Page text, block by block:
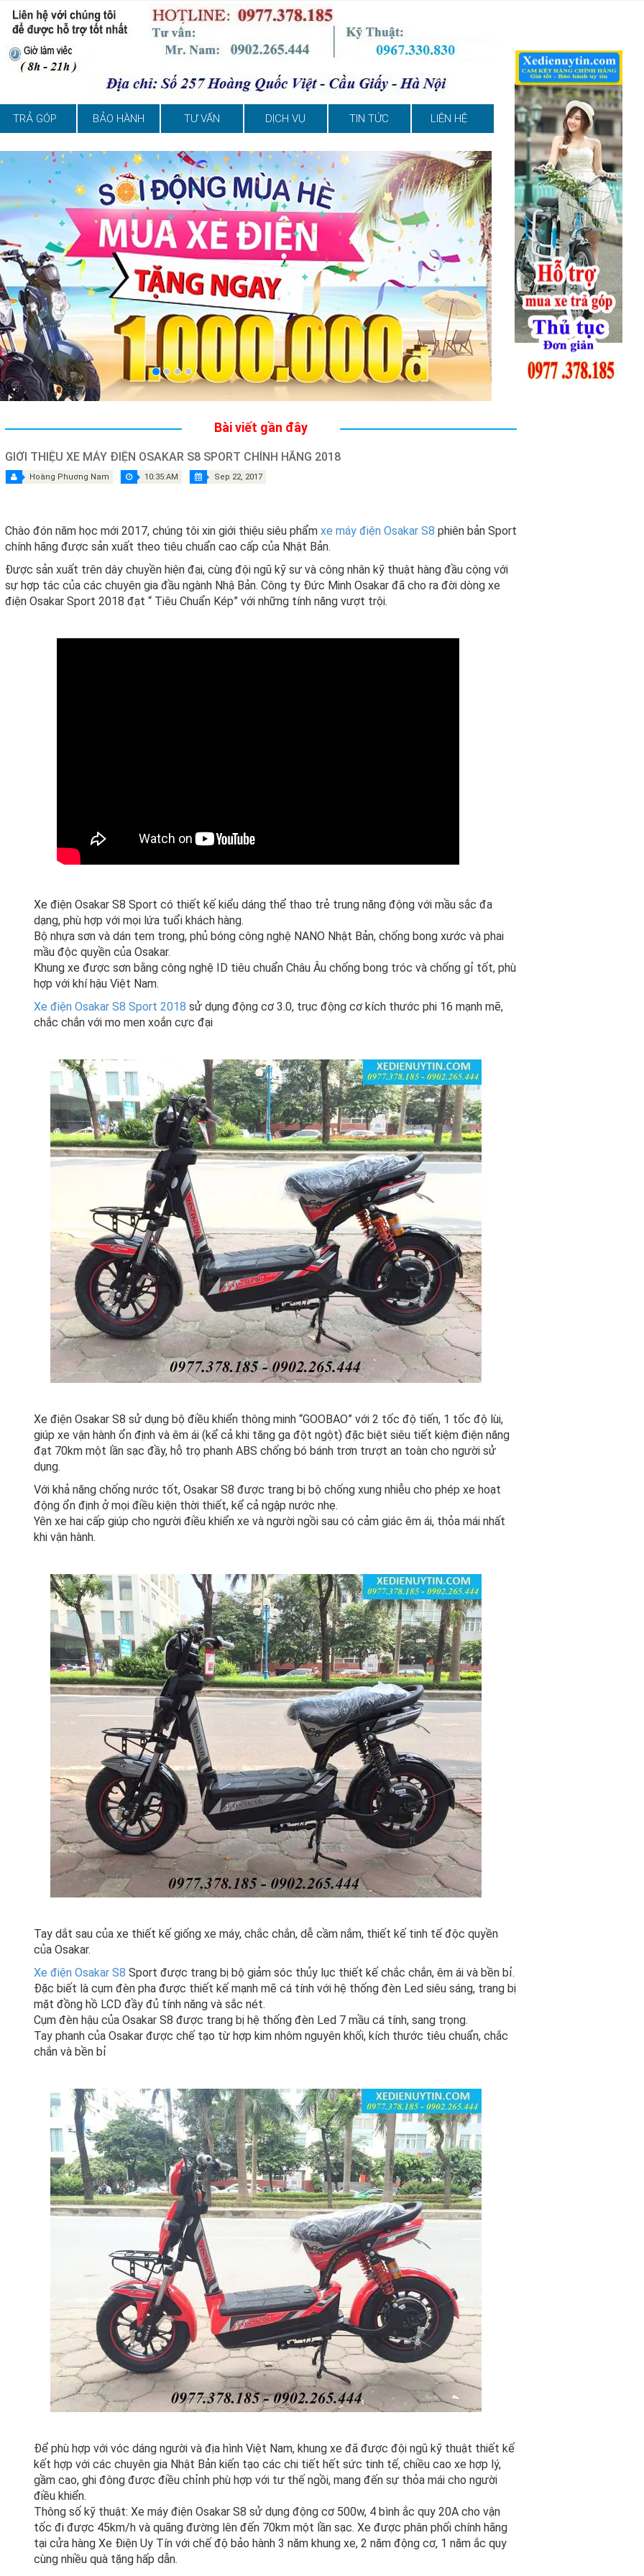
TRẢ GÓP BẢO HÀNH TƯ VẤN DỊCH VỤ TIN TỨC LIÊN HỆ
Bài viết gần đây
GIỚI THIỆU XE MÁY ĐIỆN OSAKAR S8 SPORT CHÍNH HÃNG 2018
Hoàng Phương Nam 10:35:AM Sep 22, 2017
Chào đón năm học mới 2017, chúng tôi xin giới thiệu siêu phẩm xe máy điện Osakar S8 phiên bản Sport
chính hãng được sản xuất theo tiêu chuẩn cao cấp của Nhật Bản.
Được sản xuất trên dây chuyền hiện đại, cùng đội ngũ kỹ sư và công nhân kỹ thuật hàng đầu cộng với
sự hợp tác của các chuyên gia đầu ngành Nhậ Bản. Công ty Đức Minh Osakar đã cho ra đời dòng xe
điện Osakar Sport 2018 đạt “ Tiêu Chuẩn Kép” với những tính năng vượt trội.
Xe điện Osakar S8 Sport có thiết kế kiểu dáng thể thao trẻ trung năng động với mầu sắc đa
dạng, phù hợp với mọi lứa tuổi khách hàng.
Bộ nhựa sơn và dán tem trong, phủ bóng công nghệ NANO Nhật Bản, chống bong xước và phai
mầu độc quyền của Osakar.
Khung xe được sơn bằng công nghệ ID tiêu chuẩn Châu Âu chống bong tróc và chống gỉ tốt, phù
hợp với khí hậu Việt Nam.
Xe điện Osakar S8 Sport 2018 sử dụng động cơ 3.0, trục động cơ kích thước phi 16 mạnh mẽ,
chắc chắn với mo men xoắn cực đại
Xe điện Osakar S8 sử dụng bộ điều khiển thông minh “GOOBAO” với 2 tốc độ tiến, 1 tốc độ lùi,
giúp xe vận hành ổn định và êm ái (kể cả khi tăng ga đột ngột) đặc biệt siêu tiết kiệm điện năng
đạt 70km một lần sạc đầy, hỗ trọ phanh ABS chống bó bánh trơn trượt an toàn cho người sử
dụng.
Với khả năng chống nước tốt, Osakar S8 được trang bị bộ chống xung nhiễu cho phép xe hoạt
động ổn định ở mọi điều kiện thời thiết, kể cả ngập nước nhẹ.
Yên xe hai cấp giúp cho người điều khiển xe và người ngồi sau có cảm giác êm ái, thỏa mái nhất
khi vận hành.
Tay dắt sau của xe thiết kế giống xe máy, chắc chắn, dễ cầm nắm, thiết kế tinh tế độc quyền
của Osakar.
Xe điện Osakar S8 Sport được trang bị bộ giảm sóc thủy lục thiết kế chắc chắn, êm ái và bền bỉ.
Đặc biết là cụm đèn pha được thiết kế mạnh mẽ cá tính với hệ thống đèn Led siêu sáng, trang bị
mặt đồng hồ LCD đầy đủ tính năng và sắc nét.
Cụm đèn hậu của Osakar S8 được trang bị hệ thống đèn Led 7 mầu cá tính, sang trọng.
Tay phanh của Osakar được chế tạo từ hợp kim nhôm nguyên khối, kích thước tiêu chuẩn, chắc
chắn và bền bỉ
Để phù hợp với vóc dáng người và địa hình Việt Nam, khung xe đã được đội ngũ kỹ thuật thiết kế
kết hợp với các chuyên gia Nhật Bản kiến tạo các chi tiết hết sức tinh tế, chiều cao xe hợp lý,
gầm cao, ghi đông được điều chỉnh phù hợp với tư thế ngồi, mang đến sự thỏa mái cho người
điều khiển.
Thông số kỹ thuật: Xe máy điện Osakar S8 sử dụng động cơ 500w, 4 bình ắc quy 20A cho vận
tốc đi được 45km/h và quãng đường lên đến 70km một lần sạc. Xe được phân phối chính hãng
tại cửa hàng Xe Điện Uy Tín với chế độ bảo hành 3 năm khung xe, 2 năm động cơ, 1 năm ắc quy
cùng nhiều quà tặng hấp dẫn.